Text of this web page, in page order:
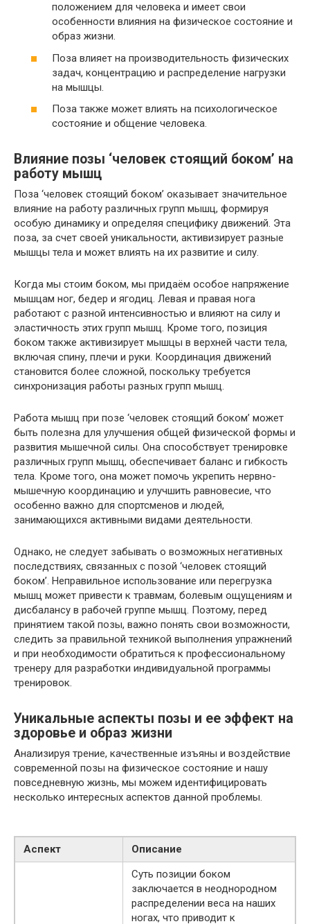
положением для человека и имеет свои
особенности влияния на физическое состояние и
образ жизни.
Поза влияет на производительность физических
задач, концентрацию и распределение нагрузки
на мышцы.
Поза также может влиять на психологическое
состояние и общение человека.
Влияние позы ‘человек стоящий боком’ на
работу мышц
Поза ‘человек стоящий боком’ оказывает значительное
влияние на работу различных групп мышц, формируя
особую динамику и определяя специфику движений. Эта
поза, за счет своей уникальности, активизирует разные
мышцы тела и может влиять на их развитие и силу.
Когда мы стоим боком, мы придаём особое напряжение
мышцам ног, бедер и ягодиц. Левая и правая нога
работают с разной интенсивностью и влияют на силу и
эластичность этих групп мышц. Кроме того, позиция
боком также активизирует мышцы в верхней части тела,
включая спину, плечи и руки. Координация движений
становится более сложной, поскольку требуется
синхронизация работы разных групп мышц.
Работа мышц при позе ‘человек стоящий боком’ может
быть полезна для улучшения общей физической формы и
развития мышечной силы. Она способствует тренировке
различных групп мышц, обеспечивает баланс и гибкость
тела. Кроме того, она может помочь укрепить нервно-
мышечную координацию и улучшить равновесие, что
особенно важно для спортсменов и людей,
занимающихся активными видами деятельности.
Однако, не следует забывать о возможных негативных
последствиях, связанных с позой ‘человек стоящий
боком’. Неправильное использование или перегрузка
мышц может привести к травмам, болевым ощущениям и
дисбалансу в рабочей группе мышц. Поэтому, перед
принятием такой позы, важно понять свои возможности,
следить за правильной техникой выполнения упражнений
и при необходимости обратиться к профессиональному
тренеру для разработки индивидуальной программы
тренировок.
Уникальные аспекты позы и ее эффект на
здоровье и образ жизни
Анализируя трение, качественные изъяны и воздействие
современной позы на физическое состояние и нашу
повседневную жизнь, мы можем идентифицировать
несколько интересных аспектов данной проблемы.
Аспект Описание
Суть позиции боком
заключается в неоднородном
распределении веса на наших
ногах, что приводит к